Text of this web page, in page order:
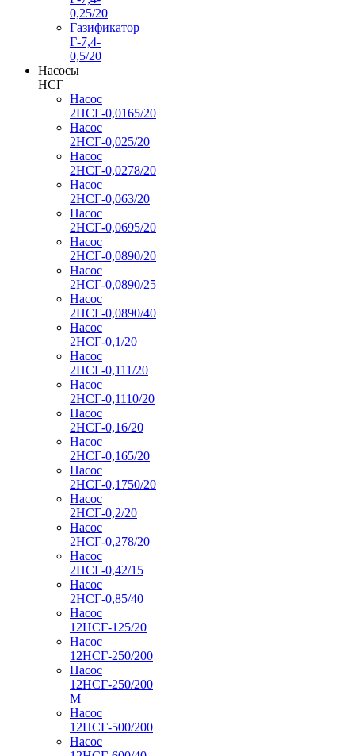
0,25/20
Газификатор
Г-7,4-
0,5/20
Насосы
НСГ
Насос
2НСГ-0,0165/20
Насос
2НСГ-0,025/20
Насос
2НСГ-0,0278/20
Насос
2НСГ-0,063/20
Насос
2НСГ-0,0695/20
Насос
2НСГ-0,0890/20
Насос
2НСГ-0,0890/25
Насос
2НСГ-0,0890/40
Насос
2НСГ-0,1/20
Насос
2НСГ-0,111/20
Насос
2НСГ-0,1110/20
Насос
2НСГ-0,16/20
Насос
2НСГ-0,165/20
Насос
2НСГ-0,1750/20
Насос
2НСГ-0,2/20
Насос
2НСГ-0,278/20
Насос
2НСГ-0,42/15
Насос
2НСГ-0,85/40
Насос
12НСГ-125/20
Насос
12НСГ-250/200
Насос
12НСГ-250/200
М
Насос
12НСГ-500/200
Насос